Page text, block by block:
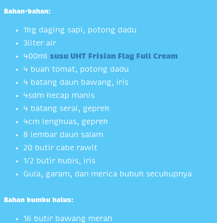
Bahan-bahan:
1kg daging sapi, potong dadu
3liter air
400ml susu UHT Frisian Flag Full Cream
4 buah tomat, potong dadu
4 batang daun bawang, iris
4sdm kecap manis
4 batang serai, geprek
4cm lengkuas, geprek
8 lembar daun salam
20 butir cabe rawit
1/2 butir kubis, iris
Gula, garam, dan merica bubuk secukupnya
Bahan bumbu halus:
16 butir bawang merah